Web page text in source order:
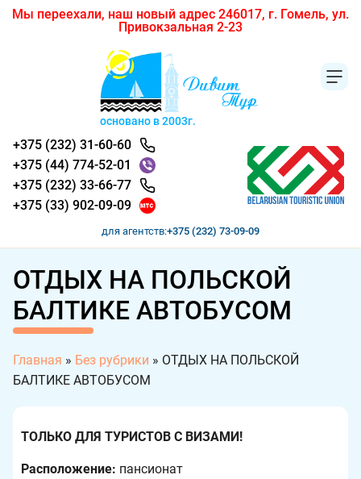
Мы переехали, наш новый адрес 246017, г. Гомель, ул.
Привокзальная 2-23
основано в 2003г.
+375 (232) 31-60-60
+375 (44) 774-52-01
+375 (232) 33-66-77
+375 (33) 902-09-09
для агентств:+375 (232) 73-09-09
ОТДЫХ НА ПОЛЬСКОЙ
БАЛТИКЕ АВТОБУСОМ
Главная » Без рубрики » ОТДЫХ НА ПОЛЬСКОЙ
БАЛТИКЕ АВТОБУСОМ
ТОЛЬКО ДЛЯ ТУРИСТОВ С ВИЗАМИ!
Расположение: пансионат